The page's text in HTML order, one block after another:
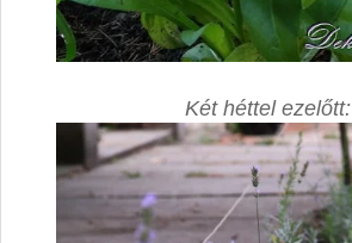
Két héttel ezelőtt: